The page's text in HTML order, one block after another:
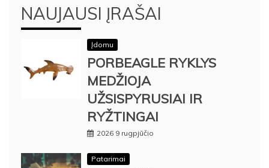
NAUJAUSI ĮRAŠAI
Įdomu
PORBEAGLE RYKLYS
MEDŽIOJA
UŽSISPYRUSIAI IR
RYŽTINGAI
2026 9 rugpjūčio
Patarimai